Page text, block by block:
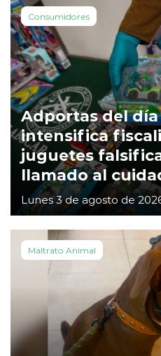
Consumidores
Adportas del
intensifica
juguetes
llamado al
Lunes 3 de agosto de
Maltrato Animal